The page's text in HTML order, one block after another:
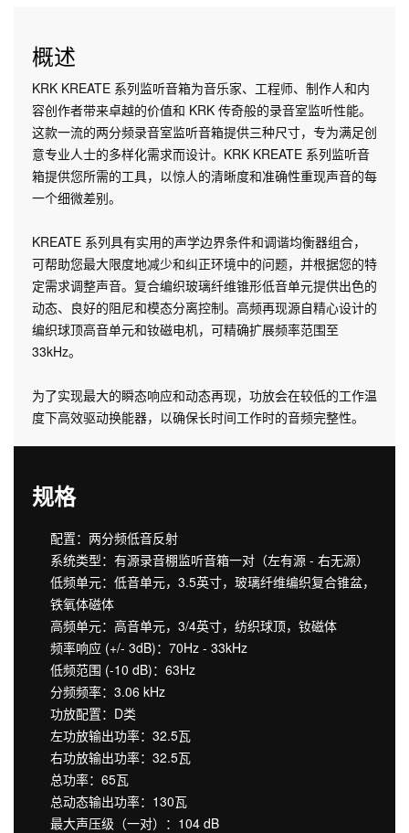
概述
KRK KREATE 系列监听音箱为音乐家、工程师、制作人和内
容创作者带来卓越的价值和 KRK 传奇般的录音室监听性能。
这款一流的两分频录音室监听音箱提供三种尺寸，专为满足创
意专业人士的多样化需求而设计。KRK KREATE 系列监听音
箱提供您所需的工具，以惊人的清晰度和准确性重现声音的每
一个细微差别。
KREATE 系列具有实用的声学边界条件和调谐均衡器组合，
可帮助您最大限度地减少和纠正环境中的问题，并根据您的特
定需求调整声音。复合编织玻璃纤维锥形低音单元提供出色的
动态、良好的阻尼和模态分离控制。高频再现源自精心设计的
编织球顶高音单元和钕磁电机，可精确扩展频率范围至
33kHz。
为了实现最大的瞬态响应和动态再现，功放会在较低的工作温
度下高效驱动换能器，以确保长时间工作时的音频完整性。
规格
配置：两分频低音反射
系统类型：有源录音棚监听音箱一对（左有源 - 右无源）
低频单元：低音单元，3.5英寸，玻璃纤维编织复合锥盆，
铁氧体磁体
高频单元：高音单元，3/4英寸，纺织球顶，钕磁体
频率响应 (+/- 3dB)：70Hz - 33kHz
低频范围 (-10 dB)：63Hz
分频频率：3.06 kHz
功放配置：D类
左功放输出功率：32.5瓦
右功放输出功率：32.5瓦
总功率：65瓦
总动态输出功率：130瓦
最大声压级（一对）：104 dB